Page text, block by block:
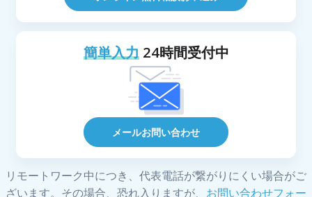
簡単入力24時間受付中
メールお問い合わせ
リモートワーク中につき、代表電話が繋がりにくい場合がご
ざいます。その場合、恐れ入りますが、 お問い合わせフォー